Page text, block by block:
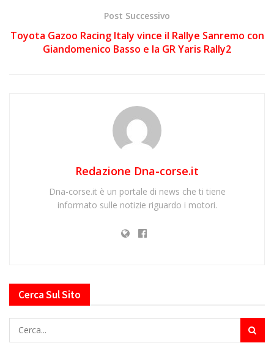
Post Successivo
Toyota Gazoo Racing Italy vince il Rallye Sanremo con
Giandomenico Basso e la GR Yaris Rally2
Redazione Dna-corse.it
Dna-corse.it è un portale di news che ti tiene
informato sulle notizie riguardo i motori.
Cerca Sul Sito